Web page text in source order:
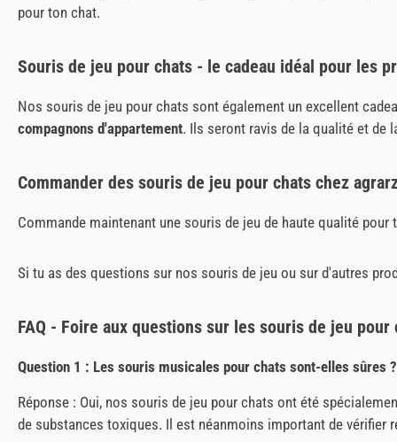
pour ton chat.
Souris de jeu pour chats - le cadeau idéal pour les
Nos souris de jeu pour chats sont également un excellent
compagnons d'appartement. Ils seront ravis de la qualité et de
Commander des souris de jeu pour chats chez
Commande maintenant une souris de jeu de haute qualité
Si tu as des questions sur nos souris de jeu ou sur d'autres
FAQ - Foire aux questions sur les souris de jeu pour
Question 1 : Les souris musicales pour chats sont-elles sûres ?
Réponse : Oui, nos souris de jeu pour chats ont été
de substances toxiques. Il est néanmoins important de vérifier